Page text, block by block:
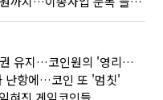
700억 절감·경영권 유지…코인원의 '영리한 딜'
난항에…코인 또 '멈칫'